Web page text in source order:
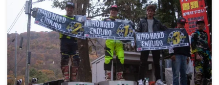
2018年11月18日に開催されましたG-NET全日本ハードエンデューロ選手権最終
戦において、弊社が […]